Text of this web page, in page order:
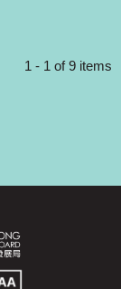
1 - 1 of 9 items